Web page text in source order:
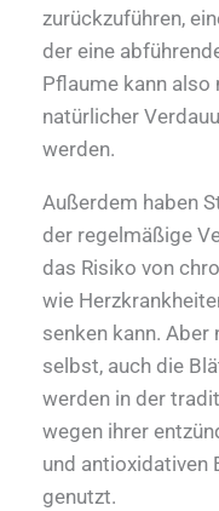
zurückzuführen,
der eine
Pflaume kann also
natürlicher
werden.
Außerdem haben
der regelmäßige
das Risiko von
wie
senken kann. Aber
selbst, auch die
werden in der
wegen ihrer
und antioxidativen
genutzt.